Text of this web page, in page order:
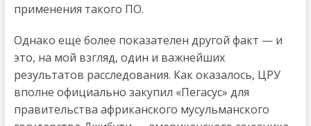
применения такого ПО.
Однако еще более показателен другой факт — и
это, на мой взгляд, один и важнейших
результатов расследования. Как оказалось, ЦРУ
вполне официально закупил «Пегасус» для
правительства африканского мусульманского